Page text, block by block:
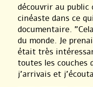
découvrir au public
cinéaste dans ce
documentaire.
du monde. Je
était très
toutes les couches
j’arrivais et